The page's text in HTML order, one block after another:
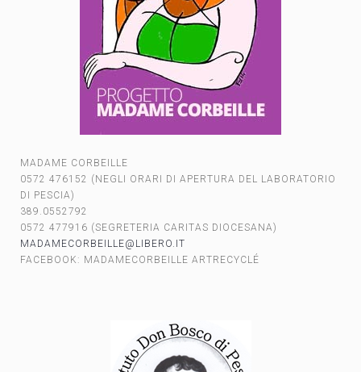
MADAME CORBEILLE
0572 476152 (NEGLI ORARI DI APERTURA DEL LABORATORIO
DI PESCIA)
389.0552792
0572 477916 (SEGRETERIA CARITAS DIOCESANA)
MADAMECORBEILLE@LIBERO.IT
FACEBOOK: MADAMECORBEILLE ARTRECYCLÉ